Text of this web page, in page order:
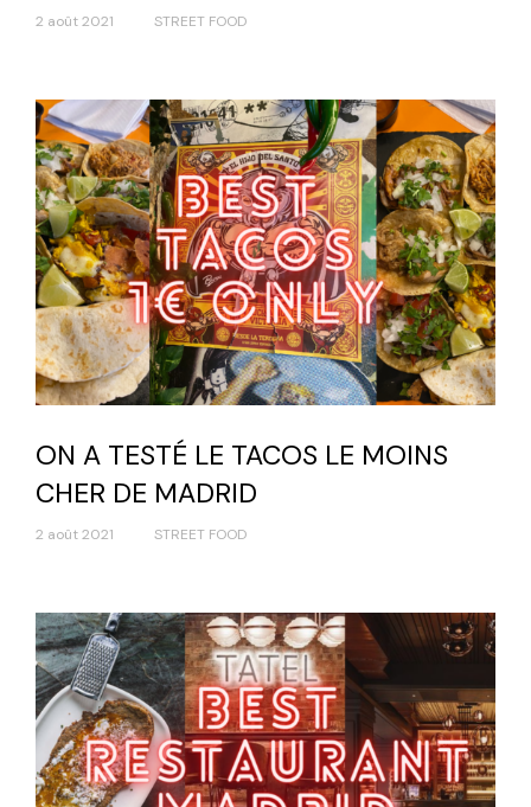
2 août 2021 STREET FOOD
ON A TESTÉ LE TACOS LE MOINS
CHER DE MADRID
2 août 2021 STREET FOOD